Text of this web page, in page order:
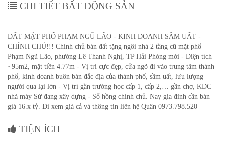
CHI TIẾT BẤT ĐỘNG SẢN
ĐẤT MẶT PHỐ PHẠM NGŨ LÃO - KINH DOANH SẦM UẤT -
CHÍNH CHỦ!!! Chính chủ bán đất tặng ngôi nhà 2 tầng cũ mặt phố
Phạm Ngũ Lão, phường Lê Thanh Nghị, TP Hải Phòng mới - Diện tích
~95m2, mặt tiền 4.77m - Vị trí cực đẹp, cửa ngõ đi vào trung tâm thành
phố, kinh doanh buôn bán đắc địa của thành phố, sầm uất, lưu lượng
người qua lại lớn - Vị trí gần trường học cấp 1, cấp 2,… gần chợ, KDC
nhà máy Sứ đang xây dựng - Sổ hồng chính chủ. Nay gia đình cần bán
giá 16.x tỷ. Đi xem giá cả và thông tin liên hệ Quân 0973.798.520
TIỆN ÍCH